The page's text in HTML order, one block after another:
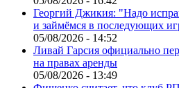
Георгий Джикия: "Надо
и займёмся в последующих
05/08/2026 - 14:52
Ливай Гарсия официально
на правах аренды
05/08/2026 - 13:49